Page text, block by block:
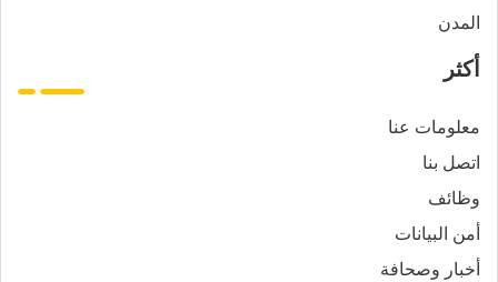
المدن
أكثر
معلومات عنا
اتصل بنا
وظائف
أمن البيانات
أخبار وصحافة